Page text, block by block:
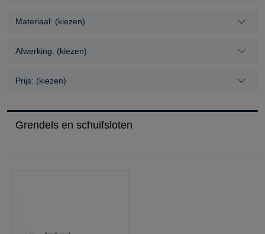
Materiaal: (kiezen)
Afwerking: (kiezen)
Prijs: (kiezen)
Grendels en schuifsloten